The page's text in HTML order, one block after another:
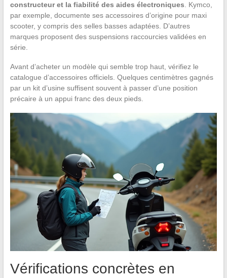
constructeur et la fiabilité des aides électroniques . Kymco,
par exemple, documente ses accessoires d’origine pour maxi
scooter, y compris des selles basses adaptées. D’autres
marques proposent des suspensions raccourcies validées en
série.
Avant d’acheter un modèle qui semble trop haut, vérifiez le
catalogue d’accessoires officiels. Quelques centimètres gagnés
par un kit d’usine suffisent souvent à passer d’une position
précaire à un appui franc des deux pieds.
Vérifications concrètes en